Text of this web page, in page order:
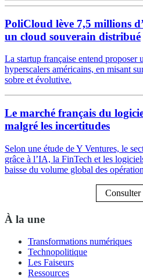
PoliCloud lève 7,5 millions
un cloud souverain distribué
La startup française entend proposer
hyperscalers américains, en misant
sobre et évolutive.
Le marché français du
malgré les incertitudes
Selon une étude de Y Ventures, le
grâce à l’IA, la FinTech et les
baisse du volume global des
Consulter
À la une
Transformations numériques
Technopolitique
Les Faiseurs
Ressources